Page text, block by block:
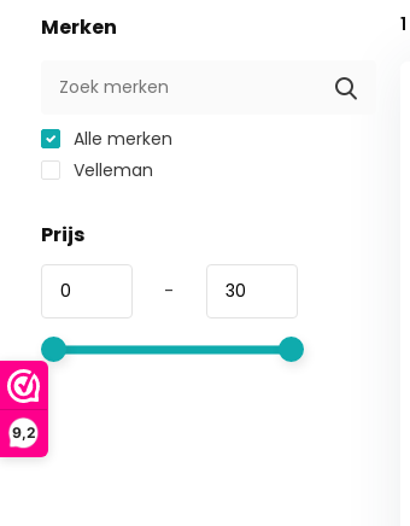
9,2
Merken
Alle merken
Velleman
Prijs
-
1